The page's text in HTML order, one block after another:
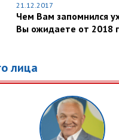
21.12.2017
Чем Вам запомнился
Вы ожидаете от 2018
лица